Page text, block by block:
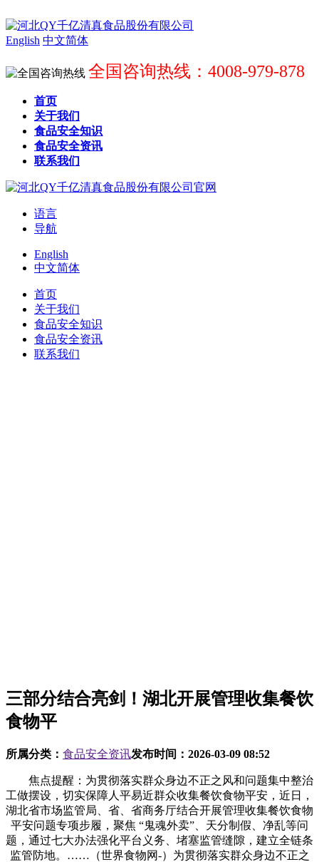
English 中文简体
全国咨询热线：4008-979-878
首页
关于我们
食品安全知识
食品安全资讯
联系我们
语言
导航
English
中文简体
首页
关于我们
食品安全知识
食品安全资讯
联系我们
三部分结合亮剑！湖北开展管理收集餐饮
食物平
所属分类： 食品安全资讯发布时间： 2026-03-09 08:52
焦点提醒：为贯彻落实群众身边不正之风和问题集中整治
工做摆设，切实保障人平易近群众收集餐饮食物平安，近日，
湖北省市场监管局、省、省商务厅结合开展管理收集餐饮食物
平安问题专项步履，聚焦 “鬼魂外卖”、天分制假、净乱等问
题，通过七大办法强化平台义务、堵塞监管缝隙，建立全链条
监管防地。……（世界食物网-）为贯彻落实群众身边不正之